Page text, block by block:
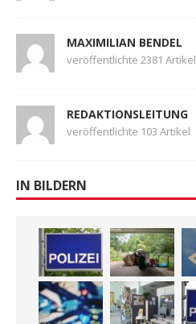
MAXIMILIAN BENDEL
veröffentlichte 2381 Artikel
REDAKTIONSLEITUNG
veröffentlichte 103 Artikel
IN BILDERN